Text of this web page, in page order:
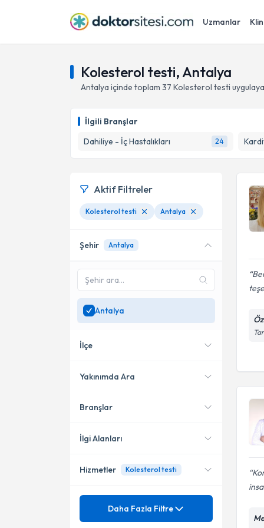
Uzmanlar
Kolesterol testi, Antalya
Antalya içinde toplam 37 Kolesterol testi
İlgili Branşlar
Dahiliye - İç Hastalıkları
24
Aktif Filtreler
Kolesterol testi Antalya
Şehir Antalya
Antalya
İlçe
Muratpaşa
Konyaaltı
Manavgat
Yakınımda Ara
Konumuma yakın uzmanları
Branşlar
Dahiliye - İç Hastalıkları
Kardiyoloji
Kalp Damar Cerrahisi
İlgi Alanları
Kalp Yetmezliği
Hizmetler Kolesterol testi
Mezuniyet
Daha Fazla Filtre